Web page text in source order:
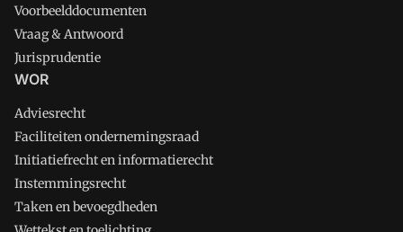
Voorbeelddocumenten
Vraag & Antwoord
Jurisprudentie
WOR
Adviesrecht
Faciliteiten ondernemingsraad
Initiatiefrecht en informatierecht
Instemmingsrecht
Taken en bevoegdheden